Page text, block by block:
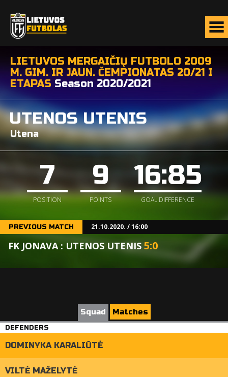
LIETUVOS MERGAIČIŲ FUTBOLO 2009
M. GIM. IR JAUN. ČEMPIONATAS 20/21 I
ETAPAS Season 2020/2021
UTENOS UTENIS
Utena
7
POSITION
9
POINTS
16:85
GOAL DIFFERENCE
PREVIOUS MATCH 21.10.2020. / 16:00
FK JONAVA : UTENOS UTENIS 5:0
Squad Matches
DEFENDERS
DOMINYKA KARALIŪTĖ
VILTĖ MAŽELYTĖ